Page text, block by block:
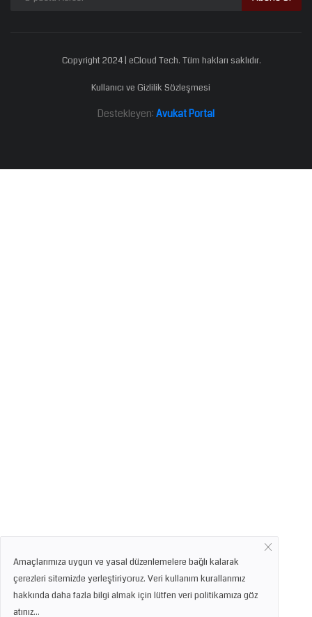
Copyright 2024 | eCloud Tech. Tüm hakları saklıdır.
Kullanıcı ve Gizlilik Sözleşmesi
Destekleyen: Avukat Portal
Amaçlarımıza uygun ve yasal düzenlemelere bağlı kalarak
çerezleri sitemizde yerleştiriyoruz. Veri kullanım kurallarımız
hakkında daha fazla bilgi almak için lütfen veri politikamıza göz
atınız...